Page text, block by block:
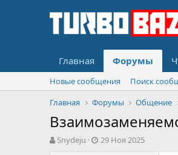
Главная Форумы
Новые сообщения
Поиск
Главная
Форумы Общение
А
Snydeju
Д
29 Ноя 2025